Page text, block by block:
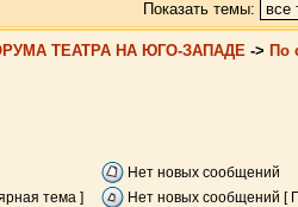
Показать темы:
ТЕАТРА НА ЮГО-ЗАПАДЕ -> По
Нет новых сообщений
тема ]
Нет новых сообщений [